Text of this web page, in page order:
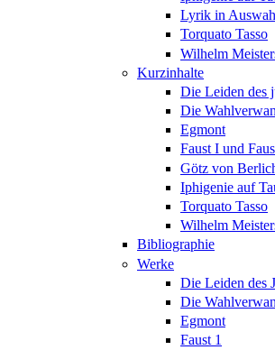
Lyrik in
Torquato Tasso
Wilhelm
Kurzinhalte
Die Leiden des
Die
Egmont
Faust I und
Götz von
Iphigenie auf
Torquato Tasso
Wilhelm
Bibliographie
Werke
Die Leiden des
Die
Egmont
Faust 1